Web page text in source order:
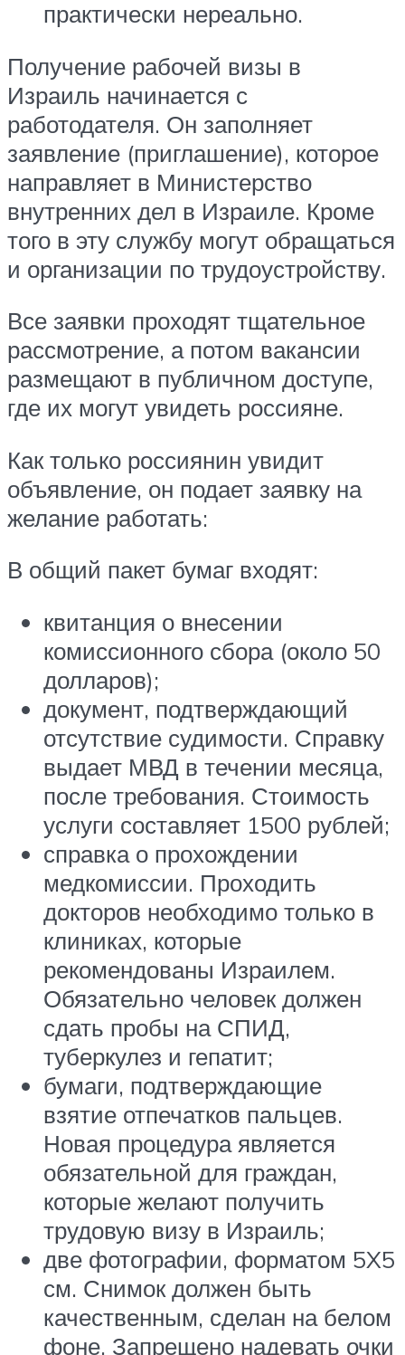
практически нереально.
Получение рабочей визы в
Израиль начинается с
работодателя. Он заполняет
заявление (приглашение), которое
направляет в Министерство
внутренних дел в Израиле. Кроме
того в эту службу могут обращаться
и организации по трудоустройству.
Все заявки проходят тщательное
рассмотрение, а потом вакансии
размещают в публичном доступе,
где их могут увидеть россияне.
Как только россиянин увидит
объявление, он подает заявку на
желание работать:
В общий пакет бумаг входят:
квитанция о внесении
комиссионного сбора (около 50
долларов);
документ, подтверждающий
отсутствие судимости. Справку
выдает МВД в течении месяца,
после требования. Стоимость
услуги составляет 1500 рублей;
справка о прохождении
медкомиссии. Проходить
докторов необходимо только в
клиниках, которые
рекомендованы Израилем.
Обязательно человек должен
сдать пробы на СПИД,
туберкулез и гепатит;
бумаги, подтверждающие
взятие отпечатков пальцев.
Новая процедура является
обязательной для граждан,
которые желают получить
трудовую визу в Израиль;
две фотографии, форматом 5X5
см. Снимок должен быть
качественным, сделан на белом
фоне. Запрещено надевать очки